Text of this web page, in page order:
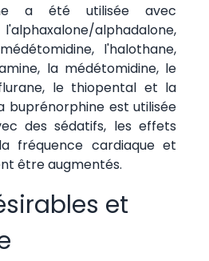
a été utilisée avec
alphadalone,
l'halothane,
la médétomidine, le
le thiopental et la
buprénorphine est utilisée
des sédatifs, les effets
fréquence cardiaque et
être augmentés.
et